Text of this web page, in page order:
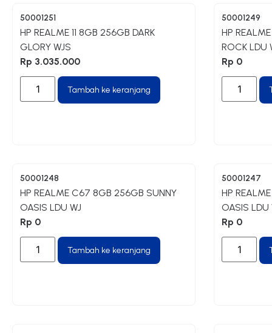
50001251
HP REALME 11 8GB 256GB DARK
GLORY WJS
Rp 3.035.000
Tambah ke keranjang
50001249
HP
ROCK LDU
Rp 0
50001248
HP REALME C67 8GB 256GB SUNNY
OASIS LDU WJ
Rp 0
Tambah ke keranjang
50001247
HP
OASIS LDU
Rp 0